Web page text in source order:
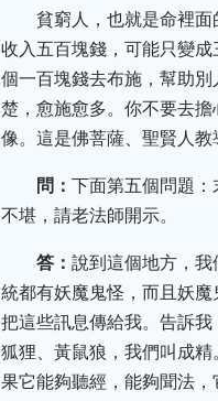
貧窮人，也就是命裡
收入五百塊錢，可能只變
個一百塊錢去布施，幫助
楚，愈施愈多。你不要去
像。這是佛菩薩、聖賢人教
問： 下面第五個問題
不堪，請老法師開示。
答： 說到這個地方，
統都有妖魔鬼怪，而且妖
把這些訊息傳給我。告訴
狐狸、黃鼠狼，我們叫成
果它能夠聽經，能夠聞法